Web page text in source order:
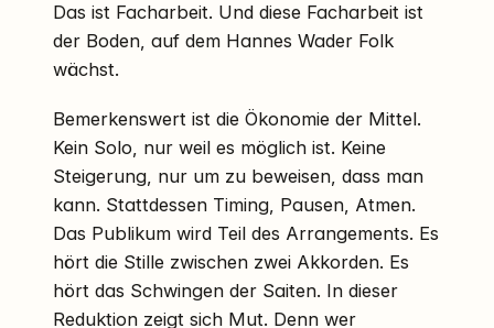
Das ist Facharbeit. Und diese Facharbeit ist
der Boden, auf dem Hannes Wader Folk
wächst.
Bemerkenswert ist die Ökonomie der Mittel.
Kein Solo, nur weil es möglich ist. Keine
Steigerung, nur um zu beweisen, dass man
kann. Stattdessen Timing, Pausen, Atmen.
Das Publikum wird Teil des Arrangements. Es
hört die Stille zwischen zwei Akkorden. Es
hört das Schwingen der Saiten. In dieser
Reduktion zeigt sich Mut. Denn wer